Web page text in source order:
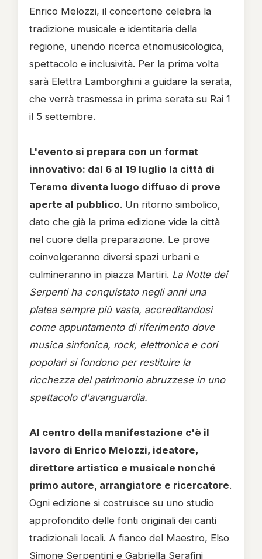
Enrico Melozzi, il concertone celebra la
tradizione musicale e identitaria della
regione, unendo ricerca etnomusicologica,
spettacolo e inclusività. Per la prima volta
sarà Elettra Lamborghini a guidare la serata,
che verrà trasmessa in prima serata su Rai 1
il 5 settembre.
L'evento si prepara con un format
innovativo: dal 6 al 19 luglio la città di
Teramo diventa luogo diffuso di prove
aperte al pubblico. Un ritorno simbolico,
dato che già la prima edizione vide la città
nel cuore della preparazione. Le prove
coinvolgeranno diversi spazi urbani e
culmineranno in piazza Martiri. La Notte dei
Serpenti ha conquistato negli anni una
platea sempre più vasta, accreditandosi
come appuntamento di riferimento dove
musica sinfonica, rock, elettronica e cori
popolari si fondono per restituire la
ricchezza del patrimonio abruzzese in uno
spettacolo d'avanguardia.
Al centro della manifestazione c'è il
lavoro di Enrico Melozzi, ideatore,
direttore artistico e musicale nonché
primo autore, arrangiatore e ricercatore.
Ogni edizione si costruisce su uno studio
approfondito delle fonti originali dei canti
tradizionali locali. A fianco del Maestro, Elso
Simone Serpentini e Gabriella Serafini